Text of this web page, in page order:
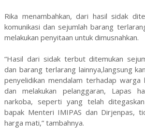
Rika menambahkan, dari hasil sidak
komunikasi dan sejumlah barang
melakukan penyitaan untuk dimusnahkan.
“Hasil dari sidak terbut ditemukan
dan barang terlarang lainnya,langsung
penyelidikan mendalam terhadap
dan melakukan pelanggaran, Lapas
narkoba, seperti yang telah
bapak Menteri IMIPAS dan Dirjenpas,
harga mati,” tambahnya.